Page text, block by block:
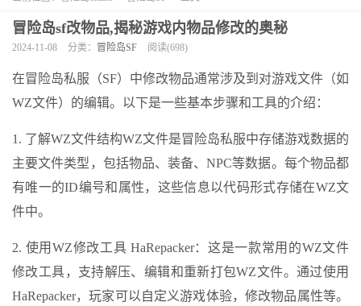
冒险岛sf改物品,揭秘游戏内物品修改的奥秘
2024-11-08 分类： 冒险岛SF 阅读(698)
在冒险岛私服（SF）中修改物品通常涉及到对游戏文件（如
WZ文件）的编辑。以下是一些基本步骤和工具的介绍：
1. 了解WZ文件结构WZ文件是冒险岛私服中存储游戏数据的
主要文件类型，包括物品、装备、NPC等数据。每个物品都
有唯一的ID编号和属性，这些信息以代码形式存储在WZ文
件中。
2. 使用WZ修改工具 HaRepacker：这是一款常用的WZ文件
修改工具，支持解压、编辑和重新打包WZ文件。通过使用
HaRepacker，玩家可以自定义游戏体验，修改物品属性等。